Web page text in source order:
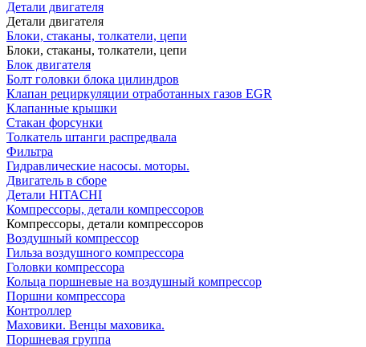
Детали двигателя
Детали двигателя
Блоки, стаканы, толкатели, цепи
Блоки, стаканы, толкатели, цепи
Блок двигателя
Болт головки блока цилиндров
Клапан рециркуляции отработанных газов EGR
Клапанные крышки
Стакан форсунки
Толкатель штанги распредвала
Фильтра
Гидравлические насосы. моторы.
Двигатель в сборе
Детали HITACHI
Компрессоры, детали компрессоров
Компрессоры, детали компрессоров
Воздушный компрессор
Гильза воздушного компрессора
Головки компрессора
Кольца поршневые на воздушный компрессор
Поршни компрессора
Контроллер
Маховики. Венцы маховика.
Поршневая группа